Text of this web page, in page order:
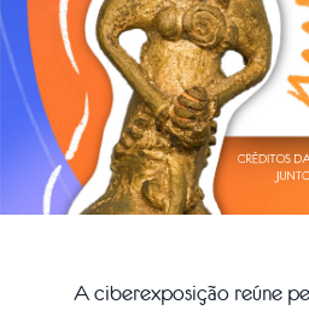
A ciberexposição reúne